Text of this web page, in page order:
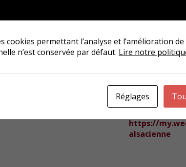
18h30, suivi
préparé par
Ce sera aussi
paru aux
Petite
Inscriptions
https://
alsacienne
cookies permettant l’analyse et l’amélioration
n’est conservée par défaut. Lire notre
Réglages